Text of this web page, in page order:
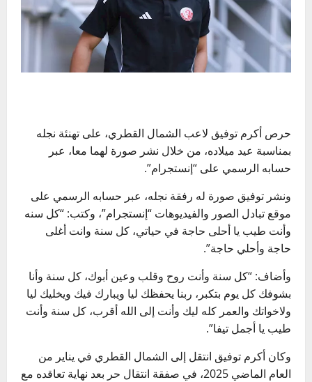
حرص أكرم توفيق لاعب الشمال القطري، على تهنئة نجله
بمناسبة عيد ميلاده، من خلال نشر صورة لهما معا، عبر
حسابه الرسمي على “إنستجرام”.
ونشر توفيق صورة له رفقة نجله، عبر حسابه الرسمي على
موقع تبادل الصور والفيديوهات “إنستجرام”، وكتب: “كل سنه
وأنت طيب يا أحلى حاجة في حياتي، كل سنة وانت أغلى
حاجة وأحلي حاجة”.
وأضاف: “كل سنة وأنت روح وقلب وعين أبوك، كل سنة وأنا
بشوفك كل يوم بتكبر، ربنا يحفظك ليا ويبارك فيك ويخليك ليا
ولاخواتك والعمر كله ليك وأنت إلى الله أقرب، كل سنة وأنت
طيب يا أجمل تيفا”.
وكان أكرم توفيق انتقل إلى الشمال القطري في يناير من
العام الماضي 2025، في صفقة انتقال حر بعد نهاية تعاقده مع